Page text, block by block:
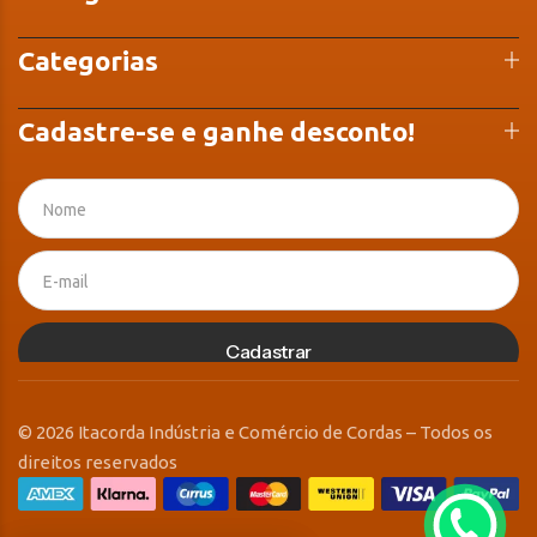
Categorias
Cadastre-se e ganhe desconto!
Cadastrar
© 2026 Itacorda Indústria e Comércio de Cordas – Todos os
direitos reservados